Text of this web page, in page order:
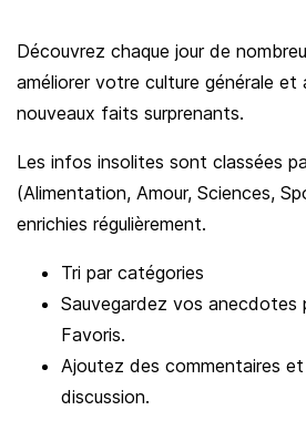
Découvrez chaque jour de
améliorer votre culture générale et
nouveaux faits surprenants.
Les infos insolites sont classées
(Alimentation, Amour, Sciences,
enrichies régulièrement.
Tri par catégories
Sauvegardez vos anecdotes
Favoris.
Ajoutez des commentaires
discussion.